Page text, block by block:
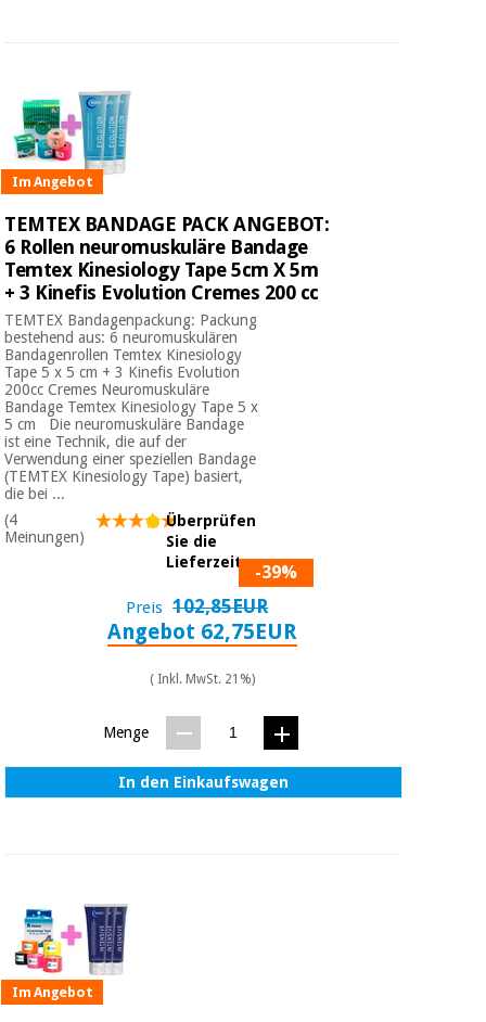
Im Angebot
TEMTEX BANDAGE PACK ANGEBOT:
6 Rollen neuromuskuläre Bandage
Temtex Kinesiology Tape 5cm X 5m
+ 3 Kinefis Evolution Cremes 200 cc
TEMTEX Bandagenpackung: Packung
bestehend aus: 6 neuromuskulären
Bandagenrollen Temtex Kinesiology
Tape 5 x 5 cm + 3 Kinefis Evolution
200cc Cremes Neuromuskuläre
Bandage Temtex Kinesiology Tape 5 x
5 cm Die neuromuskuläre Bandage
ist eine Technik, die auf der
Verwendung einer speziellen Bandage
(TEMTEX Kinesiology Tape) basiert,
die bei ...
(4
Meinungen)
Überprüfen
Sie die
Lieferzeit
-39%
Preis 102,85EUR
Angebot 62,75EUR
( Inkl. MwSt. 21%)
Menge
In den Einkaufswagen
Im Angebot